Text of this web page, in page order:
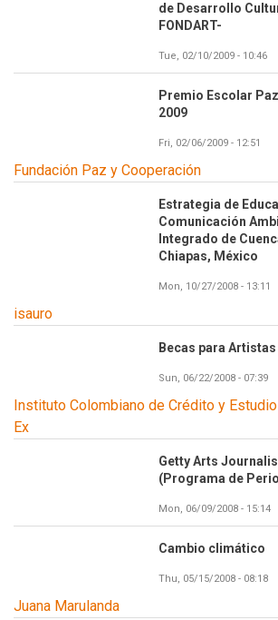
de Desarrollo
FONDART-
Tue, 02/10/2009 - 10:46
Premio Escolar
2009
Fri, 02/06/2009 - 12:51
Fundación Paz y Cooperación
Estrategia de
Comunicación
Integrado de
Chiapas, México
Mon, 10/27/2008 - 13:11
isauro
Becas para
Sun, 06/22/2008 - 07:39
Instituto Colombiano de Crédito y
Ex
Getty Arts
(Programa de
Mon, 06/09/2008 - 15:14
Cambio climático
Thu, 05/15/2008 - 08:18
Juana Marulanda